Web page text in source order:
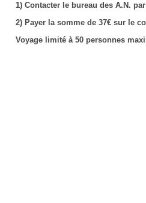
1) Contacter le bureau des A.N.
2) Payer la somme de 37€ sur le
Voyage limité à 50 personnes